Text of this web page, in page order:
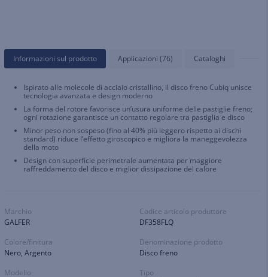
Informazioni sul prodotto Applicazioni (76) Cataloghi
Ispirato alle molecole di acciaio cristallino, il disco freno Cubiq unisce
tecnologia avanzata e design moderno
La forma del rotore favorisce un’usura uniforme delle pastiglie freno;
ogni rotazione garantisce un contatto regolare tra pastiglia e disco
Minor peso non sospeso (fino al 40% più leggero rispetto ai dischi
standard) riduce l’effetto giroscopico e migliora la maneggevolezza
della moto
Design con superficie perimetrale aumentata per maggiore
raffreddamento del disco e miglior dissipazione del calore
Marchio
GALFER
Codice articolo produttore
DF358FLQ
Colore/finitura
Nero, Argento
Denominazione prodotto
Disco freno
Modello
Tipo